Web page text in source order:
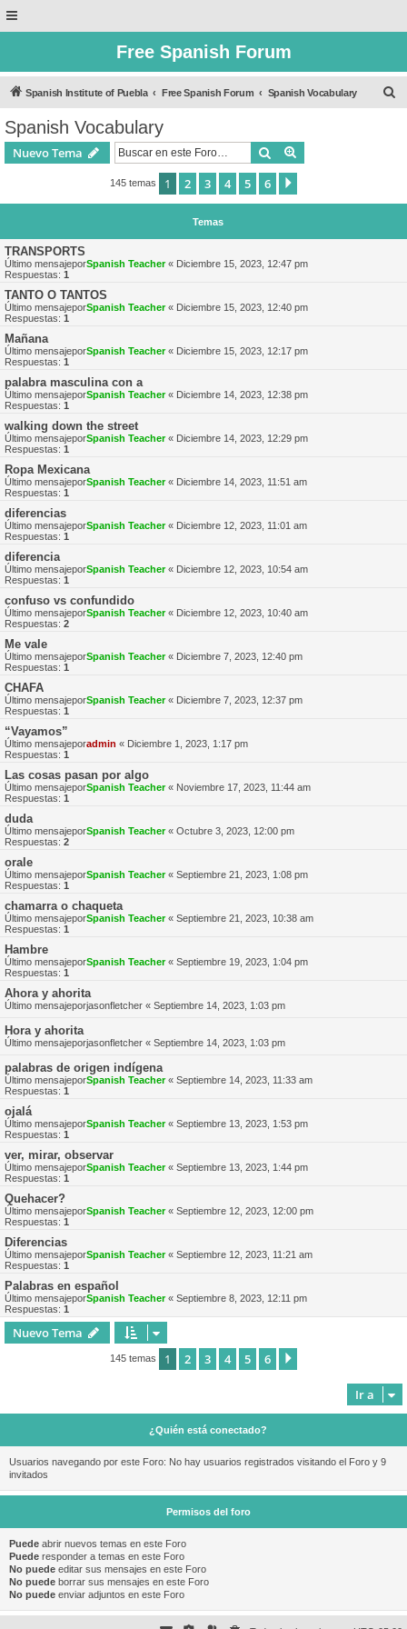
Free Spanish Forum
Spanish Institute of Puebla Free Spanish Forum Spanish Vocabulary
Spanish Vocabulary
Nuevo Tema Buscar
145 temas 1 2 3 4 5 6
Temas
TRANSPORTS
Último mensajeporSpanish Teacher« Diciembre 15, 2023, 12:47 pm
Respuestas: 1
TANTO O TANTOS
Último mensajeporSpanish Teacher« Diciembre 15, 2023, 12:40 pm
Respuestas: 1
Mañana
Último mensajeporSpanish Teacher« Diciembre 15, 2023, 12:17 pm
Respuestas: 1
palabra masculina con a
Último mensajeporSpanish Teacher« Diciembre 14, 2023, 12:38 pm
Respuestas: 1
walking down the street
Último mensajeporSpanish Teacher« Diciembre 14, 2023, 12:29 pm
Respuestas: 1
Ropa Mexicana
Último mensajeporSpanish Teacher« Diciembre 14, 2023, 11:51 am
Respuestas: 1
diferencias
Último mensajeporSpanish Teacher« Diciembre 12, 2023, 11:01 am
Respuestas: 1
diferencia
Último mensajeporSpanish Teacher« Diciembre 12, 2023, 10:54 am
Respuestas: 1
confuso vs confundido
Último mensajeporSpanish Teacher« Diciembre 12, 2023, 10:40 am
Respuestas: 2
Me vale
Último mensajeporSpanish Teacher« Diciembre 7, 2023, 12:40 pm
Respuestas: 1
CHAFA
Último mensajeporSpanish Teacher« Diciembre 7, 2023, 12:37 pm
Respuestas: 1
“Vayamos”
Último mensajeporadmin « Diciembre 1, 2023, 1:17 pm
Respuestas: 1
Las cosas pasan por algo
Último mensajeporSpanish Teacher« Noviembre 17, 2023, 11:44 am
Respuestas: 1
duda
Último mensajeporSpanish Teacher« Octubre 3, 2023, 12:00 pm
Respuestas: 2
orale
Último mensajeporSpanish Teacher« Septiembre 21, 2023, 1:08 pm
Respuestas: 1
chamarra o chaqueta
Último mensajeporSpanish Teacher« Septiembre 21, 2023, 10:38 am
Respuestas: 1
Hambre
Último mensajeporSpanish Teacher« Septiembre 19, 2023, 1:04 pm
Respuestas: 1
Ahora y ahorita
Último mensajeporjasonfletcher « Septiembre 14, 2023, 1:03 pm
Hora y ahorita
Último mensajeporjasonfletcher « Septiembre 14, 2023, 1:03 pm
palabras de origen indígena
Último mensajeporSpanish Teacher« Septiembre 14, 2023, 11:33 am
Respuestas: 1
ojalá
Último mensajeporSpanish Teacher« Septiembre 13, 2023, 1:53 pm
Respuestas: 1
ver, mirar, observar
Último mensajeporSpanish Teacher« Septiembre 13, 2023, 1:44 pm
Respuestas: 1
Quehacer?
Último mensajeporSpanish Teacher« Septiembre 12, 2023, 12:00 pm
Respuestas: 1
Diferencias
Último mensajeporSpanish Teacher« Septiembre 12, 2023, 11:21 am
Respuestas: 1
Palabras en español
Último mensajeporSpanish Teacher« Septiembre 8, 2023, 12:11 pm
Respuestas: 1
Nuevo Tema
145 temas 1 2 3 4 5 6
Ir a
¿Quién está conectado?
Usuarios navegando por este Foro: No hay usuarios registrados visitando el Foro y 9
invitados
Permisos del foro
Puede abrir nuevos temas en este Foro
Puede responder a temas en este Foro
No puede editar sus mensajes en este Foro
No puede borrar sus mensajes en este Foro
No puede enviar adjuntos en este Foro